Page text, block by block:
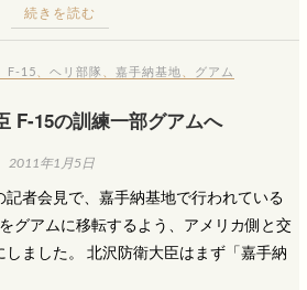
続きを読む
F-15 、ヘリ部隊 、嘉手納基地 グアム
F-15の訓練一部グアムへ
2011年1月5日
者会見で、嘉手納基地で行われている
グアムに移転するよう、アメリカ側と交
ました。 北沢防衛大臣はまず「嘉手納